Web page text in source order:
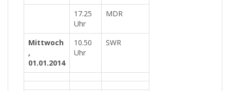
17.25
Uhr
MDR
Mittwoch
,
01.01.2014
10.50
Uhr
SWR